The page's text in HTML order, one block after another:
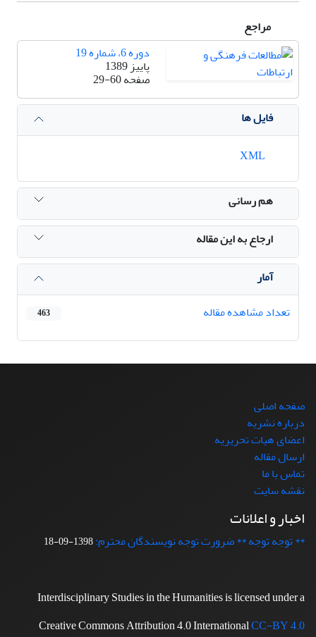
مراجع
دوره 6، شماره 19
پاییز 1389
صفحه29-60
فایل ها
هم رسانی
ارجاع به این مقاله
آمار
تعداد مشاهده مقاله
463
صفحه اصلی
درباره نشریه
اعضای هیات تحریریه
ارسال مقاله
تماس با ما
نقشه سایت
اخبار و اعلانات
** توجه توجه ** ضرورت توجه نویسندگان محترم:1398-09-18
Interdisciplinary Studies in the Humanities is licensed under a
Creative Commons Attribution 4.0 InternationalCC-BY 4.0